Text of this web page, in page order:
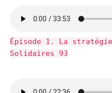
Épisode 1. La
Solidaires 93